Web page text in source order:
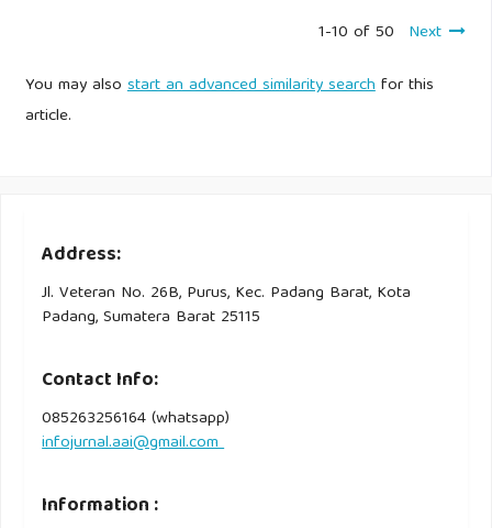
1-10 of 50 Next
You may alsostart an advanced similarity searchfor this
article.
Address:
Jl. Veteran No. 26B, Purus, Kec. Padang Barat, Kota
Padang, Sumatera Barat 25115
Contact Info:
085263256164 (whatsapp)
infojurnal.aai@gmail.com
Information :